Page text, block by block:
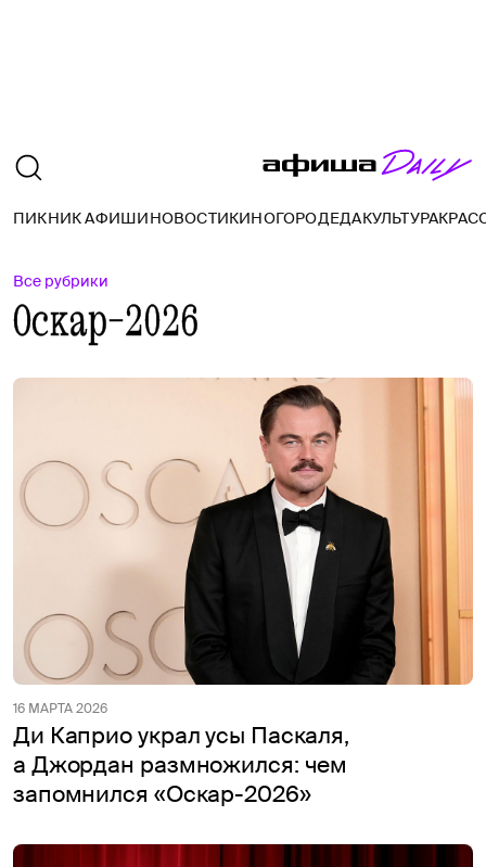
ПИКНИК АФИШИНОВОСТИКИНОГОРОДЕДАКУЛЬТУРА
Все рубрики
Оскар-2026
16 МАРТА 2026
Ди Каприо украл усы Паскаля,
а Джордан размножился: чем
запомнился «Оскар-2026»